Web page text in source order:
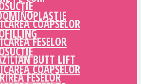
COAPSELOR
FESELOR
BUTT LIFT
FESELOR
COAPSELOR